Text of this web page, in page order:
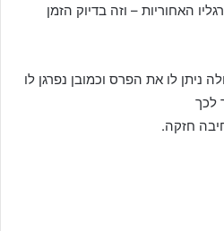
האחוריות – וזה בדיוק הזמן
לו את הפרס וכמובן נפרגן לו
לכך
חזקה.